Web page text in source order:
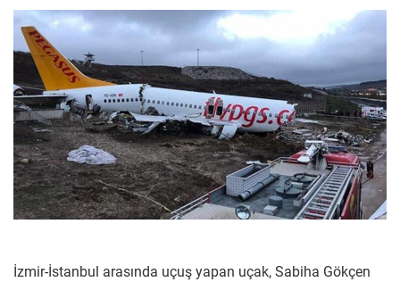
İzmir-İstanbul arasında uçuş yapan uçak, Sabiha Gökçen